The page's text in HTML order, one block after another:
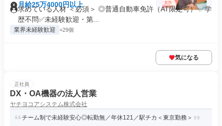
月給25万4000円以上
求めている人材 ＜必須＞ ◎普通自動車免許（AT限定可） ✅学
歴不問✅未経験歓迎・第...
業界未経験歓迎 +29個
気になる
正社員
DX・OA機器の法人営業
ヤチヨコアシステム株式会社
チーム制で未経験安心◎転勤無／年休121／駅チカ＜東京勤務＞